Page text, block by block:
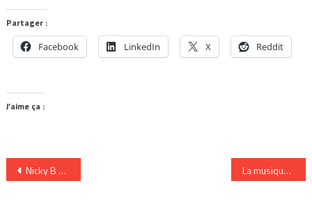
Partager :
Facebook LinkedIn X Reddit
J’aime ça :
Navigation
Nicky B et Jay L débarquent La musique 2.0 au podcamp montréal 19 et 20 septembre 2009